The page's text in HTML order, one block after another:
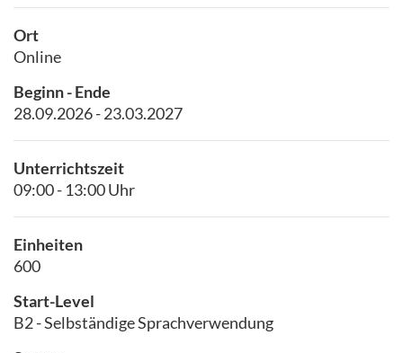
Ort
Online
Beginn - Ende
28.09.2026 - 23.03.2027
Unterrichtszeit
09:00 - 13:00 Uhr
Einheiten
600
Start-Level
B2 - Selbständige Sprachverwendung